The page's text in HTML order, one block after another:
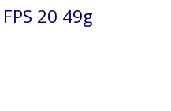
20 49g